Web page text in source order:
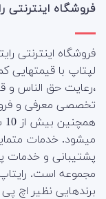
فروشگاه
فروشگاه اینترنتی
لپتاپ با قیمتهایی
،رعایت حق الناس و
تخصصی معرفی و
میشود. خدمات
پشتیبانی و خدمات
مجموعه است.